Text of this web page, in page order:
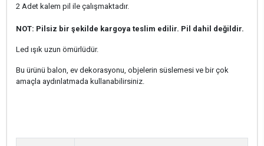
2 Adet kalem pil ile çalışmaktadır.
NOT: Pilsiz bir şekilde kargoya teslim edilir. Pil dahil değildir.
Led ışık uzun ömürlüdür.
Bu ürünü balon, ev dekorasyonu, objelerin süslemesi ve bir çok
amaçla aydınlatmada kullanabilirsiniz.